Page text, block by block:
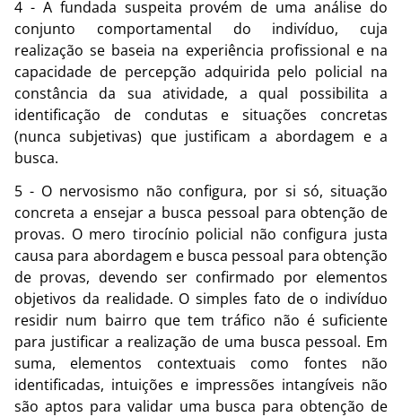
4 - A fundada suspeita provém de uma análise do
conjunto comportamental do indivíduo, cuja
realização se baseia na experiência profissional e na
capacidade de percepção adquirida pelo policial na
constância da sua atividade, a qual possibilita a
identificação de condutas e situações concretas
(nunca subjetivas) que justificam a abordagem e a
busca.
5 - O nervosismo não configura, por si só, situação
concreta a ensejar a busca pessoal para obtenção de
provas. O mero tirocínio policial não configura justa
causa para abordagem e busca pessoal para obtenção
de provas, devendo ser confirmado por elementos
objetivos da realidade. O simples fato de o indivíduo
residir num bairro que tem tráfico não é suficiente
para justificar a realização de uma busca pessoal. Em
suma, elementos contextuais como fontes não
identificadas, intuições e impressões intangíveis não
são aptos para validar uma busca para obtenção de